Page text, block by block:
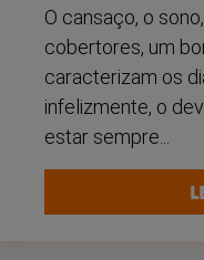
O cansaço, o
cobertores, um
caracterizam os
infelizmente, o
estar sempre...